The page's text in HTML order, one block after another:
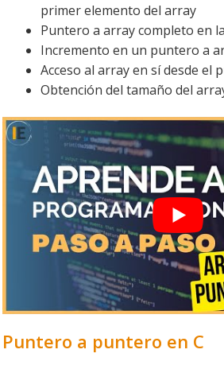
primer elemento del array
Puntero a array completo en
Incremento en un puntero a
Acceso al array en sí desde el
Obtención del tamaño del
Puntero a puntero en C